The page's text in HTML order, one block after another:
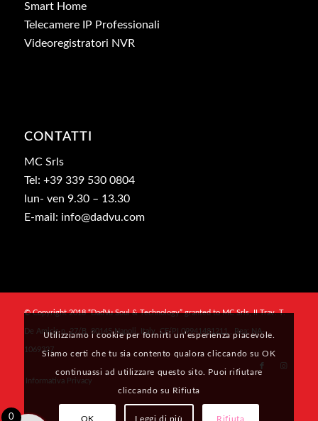
Smart Home
Telecamere IP Professionali
Videoregistratori NVR
CONTATTI
MC Srls
Tel: +39 339 530 0804
lun- ven 9.30 – 13.30
E-mail: info@dadvu.com
© Copyright 2018 “DadVu Soul & Technology” granted to MC Srls, II Trav. T.
De Amicis n. 27/B, 80145 Napoli, Italy, CF/PI 09941481211 , Rea: NA-
1069327
Informativa Privacy
Utilizziamo i cookie per fornirti un’esperienza piacevole.
Siamo certi che tu sia contento qualora cliccando su OK
continuassi ad utilizzare questo sito. Puoi rifiutare
cliccando su Rifiuta
OK Leggi di più Rifiuta
0